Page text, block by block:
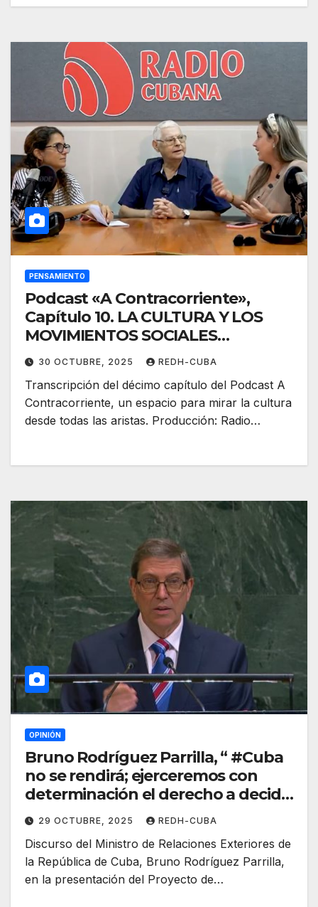
PENSAMIENTO
Podcast «A Contracorriente»,
Capítulo 10. LA CULTURA Y LOS
MOVIMIENTOS SOCIALES
POPULARES
30 OCTUBRE, 2025 REDH-CUBA
Transcripción del décimo capítulo del Podcast A
Contracorriente, un espacio para mirar la cultura
desde todas las aristas. Producción: Radio…
OPINIÓN
Bruno Rodríguez Parrilla, “ #Cuba
no se rendirá; ejerceremos con
determinación el derecho a decidir
nuestro destino”
29 OCTUBRE, 2025 REDH-CUBA
Discurso del Ministro de Relaciones Exteriores de
la República de Cuba, Bruno Rodríguez Parrilla,
en la presentación del Proyecto de…